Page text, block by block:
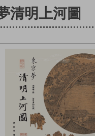
清明上河圖